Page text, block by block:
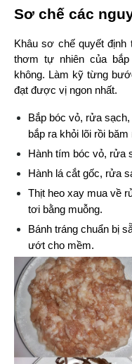
Sơ chế các
Khâu sơ chế quyết
thơm tự nhiên của
không. Làm kỹ từng
đạt được vị ngon nhất.
Bắp bóc vỏ, rửa
bắp ra khỏi lõi rồi băm
Hành tím bóc vỏ, rửa
Hành lá cắt gốc, rửa
Thịt heo xay mua về
tơi bằng muỗng.
Bánh tráng chuẩn bị
ướt cho mềm.